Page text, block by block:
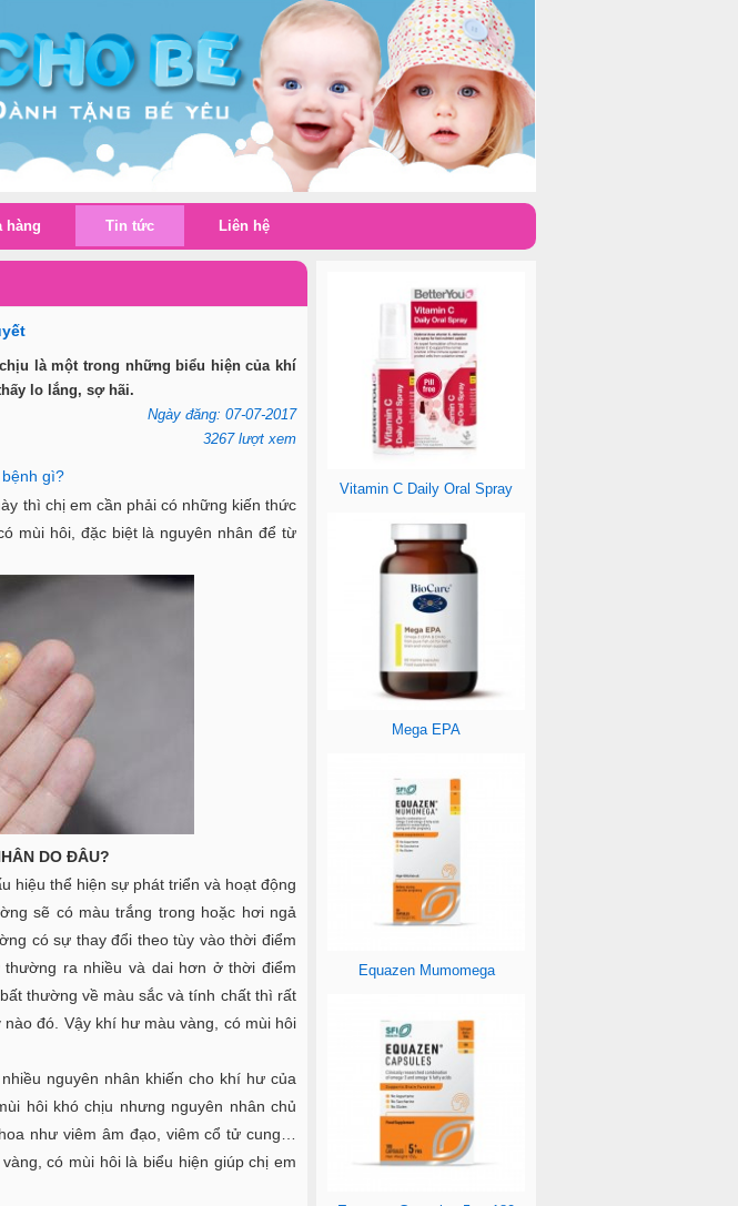
là một trong những biểu hiện của khí
lo lắng, sợ hãi.
Ngày đăng: 07-07-2017
3267 lượt xem
gì?
thì chị em cần phải có những kiến thức
mùi hôi, đặc biệt là nguyên nhân để từ
DO ĐÂU?
hiệu thể hiện sự phát triển và hoạt động
sẽ có màu trắng trong hoặc hơi ngả
có sự thay đổi theo tùy vào thời điểm
ra nhiều và dai hơn ở thời điểm
thường về màu sắc và tính chất thì rất
đó. Vậy khí hư màu vàng, có mùi hôi
nguyên nhân khiến cho khí hư của
hôi khó chịu nhưng nguyên nhân chủ
như viêm âm đạo, viêm cổ tử cung…
có mùi hôi là biểu hiện giúp chị em
Vitamin C Daily Oral Spray
Mega EPA
Equazen Mumomega
hàng Tin tức Liên hệ